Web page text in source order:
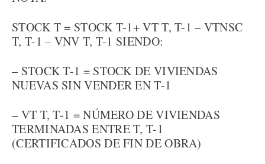
STOCK T = STOCK T-1+ VT T, T-1 – VTNSC
T, T-1 – VNV T, T-1 SIENDO:
– STOCK T-1 = STOCK DE VIVIENDAS
NUEVAS SIN VENDER EN T-1
– VT T, T-1 = NÚMERO DE VIVIENDAS
TERMINADAS ENTRE T, T-1
(CERTIFICADOS DE FIN DE OBRA)